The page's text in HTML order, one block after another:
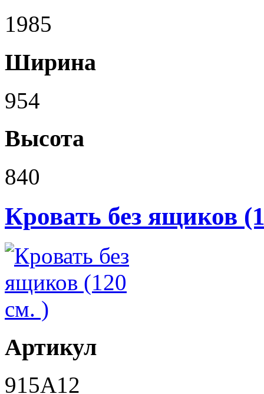
1985
Ширина
954
Высота
840
Кровать без ящиков
Артикул
915A12